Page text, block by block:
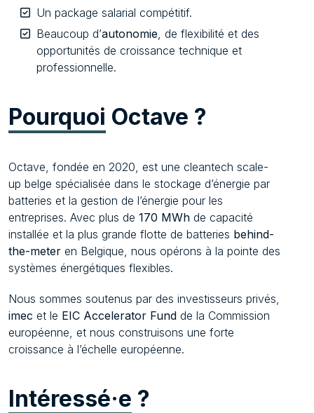
Un package salarial compétitif.
Beaucoup d’autonomie , de flexibilité et des
opportunités de croissance technique et
professionnelle.
Pourquoi Octave ?
Octave, fondée en 2020, est une cleantech scale-
up belge spécialisée dans le stockage d’énergie par
batteries et la gestion de l’énergie pour les
entreprises. Avec plus de 170 MWh de capacité
installée et la plus grande flotte de batteries behind-
the-meter en Belgique, nous opérons à la pointe des
systèmes énergétiques flexibles.
Nous sommes soutenus par des investisseurs privés,
imec et le EIC Accelerator Fund de la Commission
européenne, et nous construisons une forte
croissance à l’échelle européenne.
Intéressé·e ?